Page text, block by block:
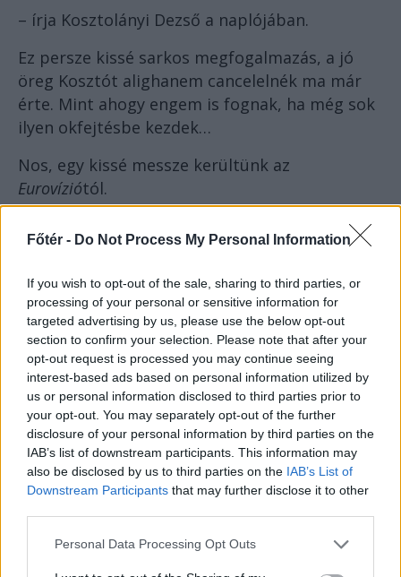
Főtér - Do Not Process My Personal Information
If you wish to opt-out of the sale, sharing to third parties, or
processing of your personal or sensitive information for
targeted advertising by us, please use the below opt-out
section to confirm your selection. Please note that after your
opt-out request is processed you may continue seeing
interest-based ads based on personal information utilized by
us or personal information disclosed to third parties prior to
your opt-out. You may separately opt-out of the further
disclosure of your personal information by third parties on the
IAB’s list of downstream participants. This information may
also be disclosed by us to third parties on the IAB’s List of
Downstream Participants that may further disclose it to other
Personal Data Processing Opt Outs
– írja Kosztolányi Dezső a naplójában.
Ez persze kissé sarkos megfogalmazás, a jó
öreg Kosztót alighanem cancelelnék ma már
érte. Mint ahogy engem is fognak, ha még sok
ilyen okfejtésbe kezdek…
Nos, egy kissé messze kerültünk az
Eurovíziótól.
Dalfesztivál…